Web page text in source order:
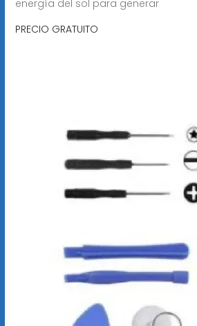
energía del sol para generar
PRECIO GRATUITO